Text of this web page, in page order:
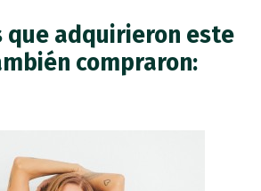
que adquirieron este
compraron: